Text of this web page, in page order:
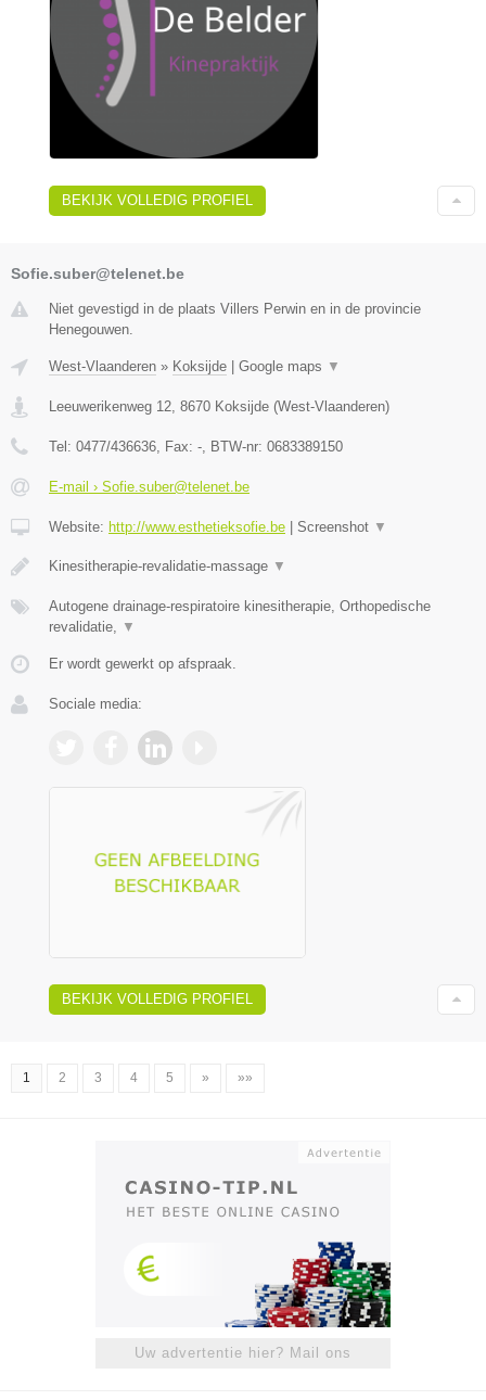
BEKIJK VOLLEDIG PROFIEL
Sofie.suber@telenet.be
Niet gevestigd in de plaats Villers Perwin en in de provincie
Henegouwen.
West-Vlaanderen » Koksijde | Google maps ▼
Leeuwerikenweg 12 8670 Koksijde (West-Vlaanderen)
Tel: 0477/436636 , Fax: - , BTW-nr: 0683389150
E-mail › Sofie.suber@telenet.be
Website: http://www.esthetieksofie.be | Screenshot ▼
Kinesitherapie-revalidatie-massage ▼
Autogene drainage-respiratoire kinesitherapie, Orthopedische
revalidatie,
▼
Er wordt gewerkt op afspraak.
Sociale media:
BEKIJK VOLLEDIG PROFIEL
1 2 3 4 5 » »»
Uw advertentie hier? Mail ons